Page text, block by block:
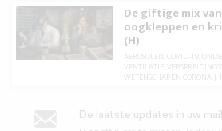
De giftige mix
oogkleppen en
(H)
AEROSOLEN COVID-19,
VENTILATIE
WETENSCHAP EN CORONA
De laatste updates in uw